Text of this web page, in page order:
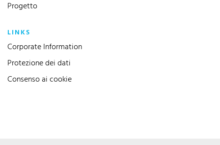
Progetto
LINKS
Corporate Information
Protezione dei dati
Consenso ai cookie